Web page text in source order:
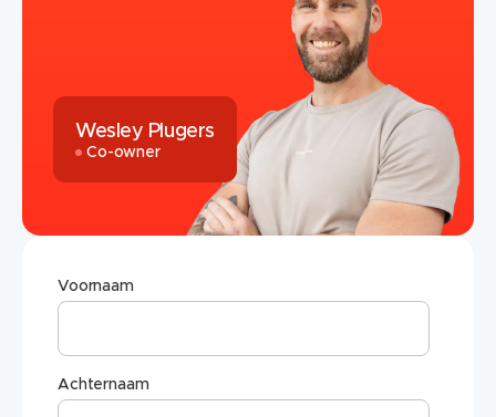
Wesley Plugers
Co-owner
Voornaam
Achternaam